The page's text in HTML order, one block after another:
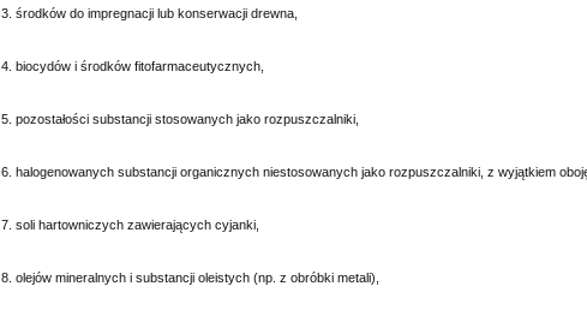
3. środków do impregnacji lub konserwacji drewna,
4. biocydów i środków fitofarmaceutycznych,
5. pozostałości substancji stosowanych jako rozpuszczalniki,
6. halogenowanych substancji organicznych niestosowanych jako rozpuszczalniki, z wyjątkiem
7. soli hartowniczych zawierających cyjanki,
8. olejów mineralnych i substancji oleistych (np. z obróbki metali),